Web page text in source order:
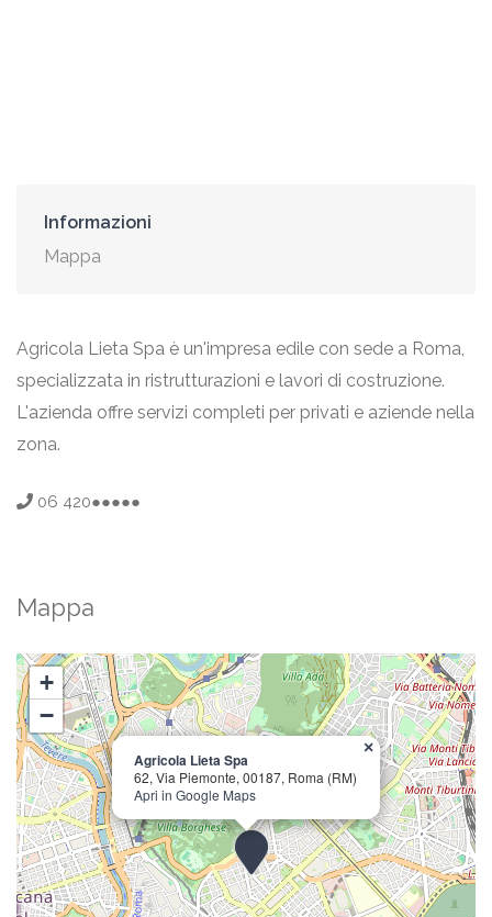
Informazioni
Mappa
Agricola Lieta Spa è un'impresa edile con sede a Roma,
specializzata in ristrutturazioni e lavori di costruzione.
L'azienda offre servizi completi per privati e aziende nella
zona.
06 420●●●●●
Mappa
Agricola Lieta Spa
62, Via Piemonte, 00187, Roma (RM)
Apri in Google Maps
×
+
−